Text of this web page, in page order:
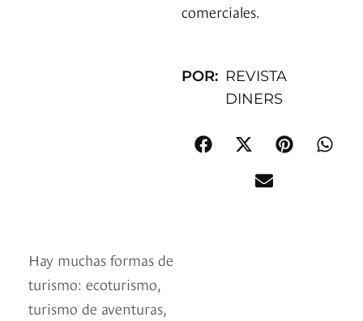
comerciales.
POR: REVISTA
DINERS
Hay muchas formas de
turismo: ecoturismo,
turismo de aventuras,